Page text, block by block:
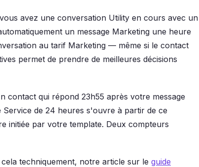
avez une conversation Utility en cours avec un
un message Marketing une heure
au tarif Marketing — même si le contact
permet de prendre de meilleures décisions
contact qui répond 23h55 après votre message
de 24 heures s'ouvre à partir de ce
initiée par votre template. Deux compteurs
techniquement, notre article sur le guide